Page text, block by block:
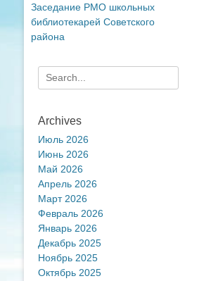
по
записям
Previous
post:
Заседание РМО школьных
библиотекарей Советского
района
Search
for:
Archives
Июль 2026
Июнь 2026
Май 2026
Апрель 2026
Март 2026
Февраль 2026
Январь 2026
Декабрь 2025
Ноябрь 2025
Октябрь 2025